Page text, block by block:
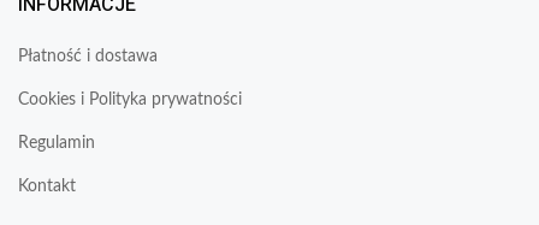
Płatność i dostawa
Cookies i Polityka prywatności
Regulamin
Kontakt